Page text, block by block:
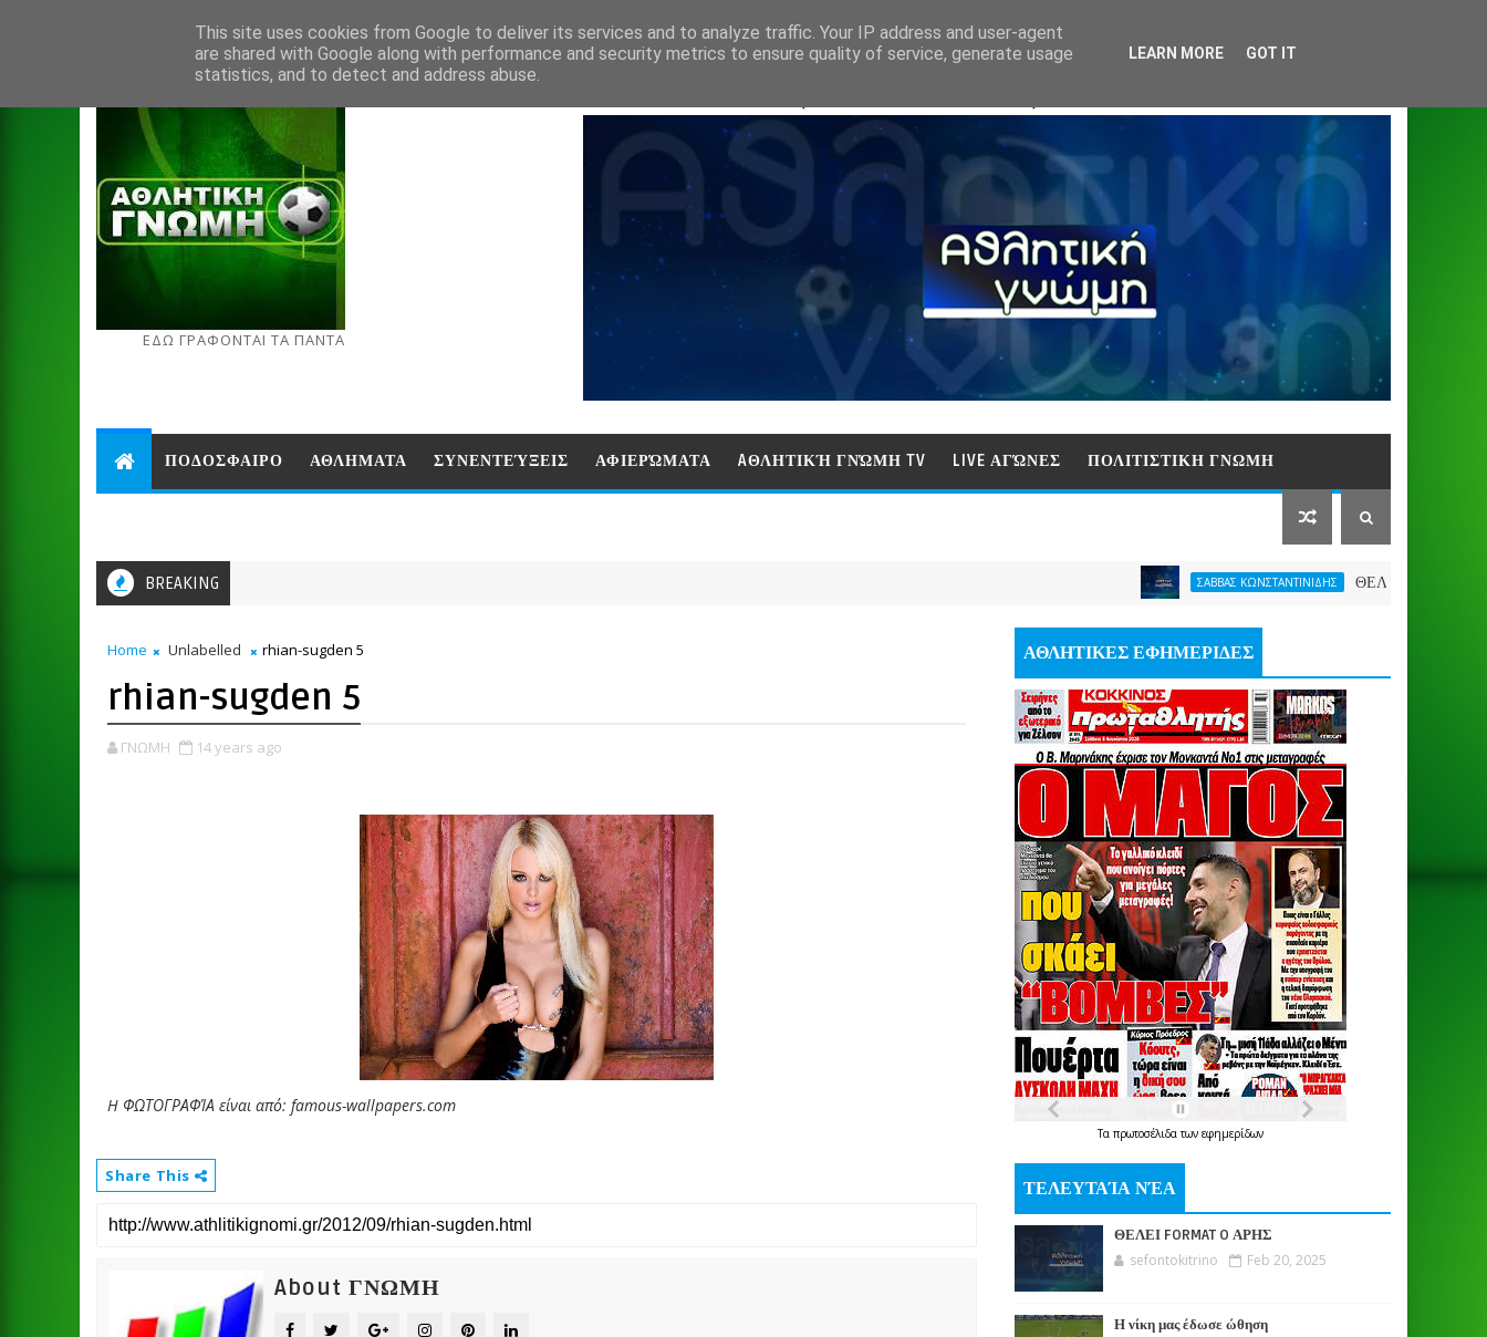
ΕΔΩ ΓΡΑΦΟΝΤΑΙ ΤΑ ΠΑΝΤΑ
ΠΟΔΟΣΦΑΙΡΟ ΑΘΛΗΜΑΤΑ ΣΥΝΕΝΤΕΎΞΕΙΣ ΑΦΙΕΡΏΜΑΤΑ AΘΛΗΤΙΚΉ ΓΝΏΜΗ TV LIVE ΑΓΏΝΕΣ ΠΟΛΙΤΙΣΤΙΚΗ ΓΝΩΜΗ
BREAKING ΣΑΒΒΑΣ ΚΩΝΣΤΑΝΤΙΝΙΔΗΣ ΘΕΛΕΙ FORMAT O ΑΡΗΣ
Home Unlabelled rhian-sugden 5
rhian-sugden 5
ΓΝΩΜΗ 14 years ago
H ΦΩΤΟΓΡΑΦΊΑ είναι από: famous-wallpapers.com
Share This
About ΓΝΩΜΗ
ΑΘΛΗΤΙΚΕΣ ΕΦΗΜΕΡΙΔΕΣ
Τα πρωτοσέλιδατων εφημερίδων
ΤΕΛΕΥΤΑΊΑ ΝΈΑ
ΘΕΛΕΙ FORMAT O ΑΡΗΣ
sefontokitrino Feb 20, 2025
Η νίκη μας έδωσε ώθηση
This site uses cookies from Google to deliver its services and to analyze traffic. Your IP address and user-agent
are shared with Google along with performance and security metrics to ensure quality of service, generate usage
statistics, and to detect and address abuse.
LEARN MORE GOT IT